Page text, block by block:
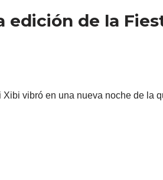
edición de la
vibró en una nueva noche de la